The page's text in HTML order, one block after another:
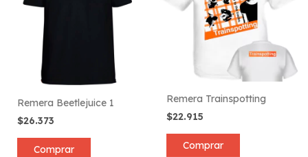
Remera Beetlejuice 1
$26.373
Comprar
Remera Trainspotting
$22.915
Comprar